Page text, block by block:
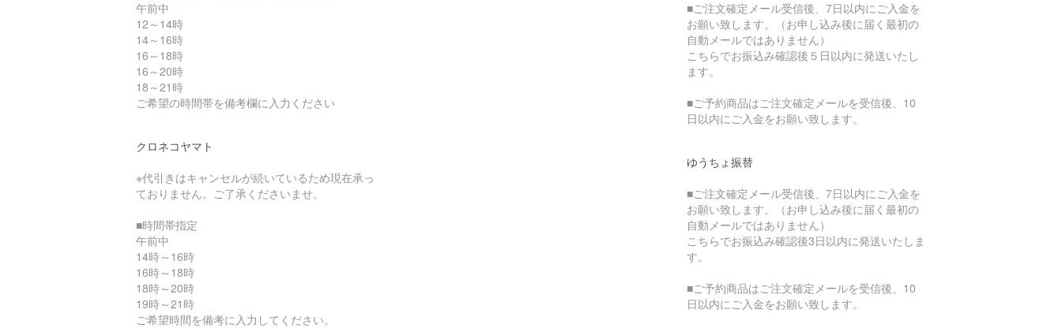
午前中
12～14時
14～16時
16～18時
16～20時
18～21時
ご希望の時間帯を備考欄に入力ください
クロネコヤマト
※代引きはキャンセルが続いているため現在承っ
ておりません。ご了承くださいませ。
■時間帯指定
午前中
14時～16時
16時～18時
18時～20時
19時～21時
ご希望時間を備考に入力してください。
■ご注文確定メール受信後、7日以内にご入金を
お願い致します。（お申し込み後に届く最初の
自動メールではありません）
こちらでお振込み確認後５日以内に発送いたし
ます。
■ご予約商品はご注文確定メールを受信後、10
日以内にご入金をお願い致します。
ゆうちょ振替
■ご注文確定メール受信後、7日以内にご入金を
お願い致します。（お申し込み後に届く最初の
自動メールではありません）
こちらでお振込み確認後3日以内に発送いたしま
す。
■ご予約商品はご注文確定メールを受信後、10
日以内にご入金をお願い致します。